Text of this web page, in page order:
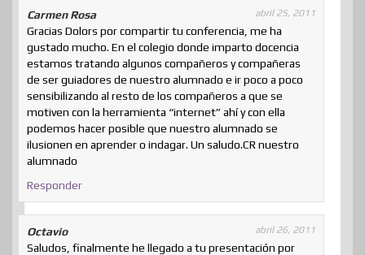
Carmen Rosa abril 25, 2011
Gracias Dolors por compartir tu conferencia, me ha
gustado mucho. En el colegio donde imparto docencia
estamos tratando algunos compañeros y compañeras
de ser guiadores de nuestro alumnado e ir poco a poco
sensibilizando al resto de los compañeros a que se
motiven con la herramienta “internet” ahí y con ella
podemos hacer posible que nuestro alumnado se
ilusionen en aprender o indagar. Un saludo.CR nuestro
alumnado
Responder
Octavio abril 26, 2011
Saludos, finalmente he llegado a tu presentación por